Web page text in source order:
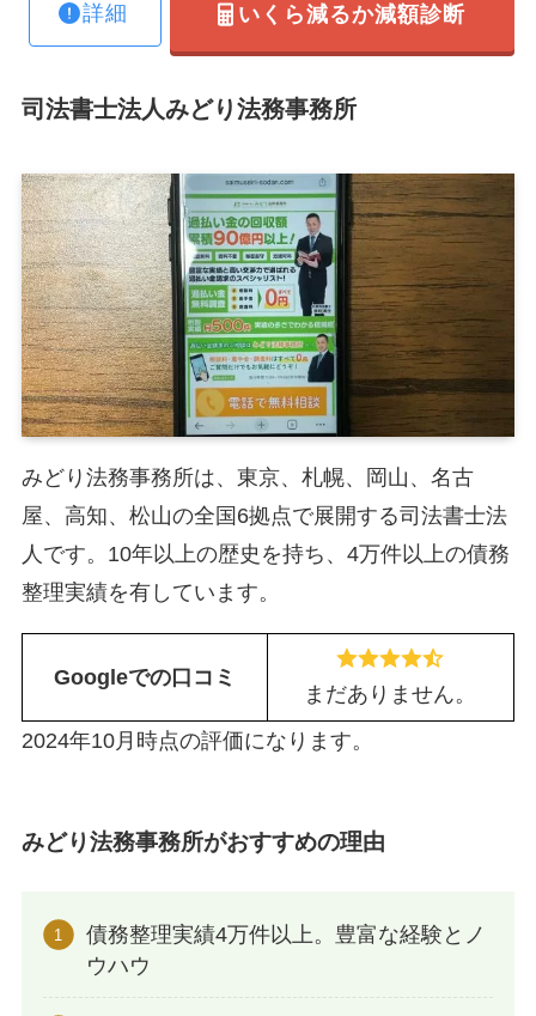
詳細 いくら減るか減額診断
司法書士法人みどり法務事務所
みどり法務事務所は、東京、札幌、岡山、名古
屋、高知、松山の全国6拠点で展開する司法書士法
人です。10年以上の歴史を持ち、4万件以上の債務
整理実績を有しています。
Googleでの口コミ
まだありません。
2024年10月時点の評価になります。
みどり法務事務所がおすすめの理由
債務整理実績4万件以上。豊富な経験とノ
ウハウ